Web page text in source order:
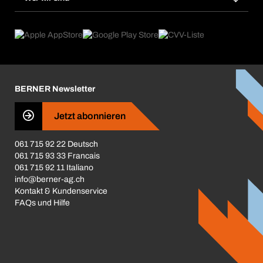
Dauerauftrag
eProcurement
Produktfinder
Was uns antreibt
Business Conduct
BERNER Newsletter
Jetzt abonnieren
061 715 92 22 Deutsch
061 715 93 33 Francais
061 715 92 11 Italiano
info@berner-ag.ch
Kontakt & Kundenservice
FAQs und Hilfe